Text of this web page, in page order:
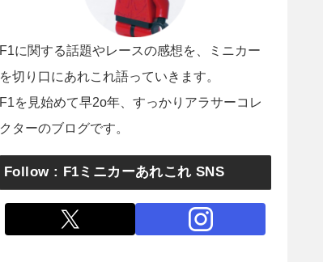
F1に関する話題やレースの感想を、ミニカー
を切り口にあれこれ語っていきます。
F1を見始めて早2o年、すっかりアラサーコレ
クターのブログです。
Follow : F1ミニカーあれこれ SNS